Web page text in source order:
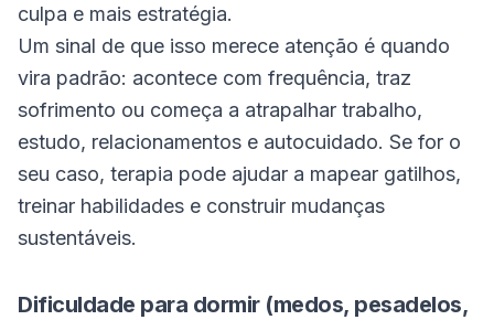
culpa e mais estratégia.
Um sinal de que isso merece atenção é quando
vira padrão: acontece com frequência, traz
sofrimento ou começa a atrapalhar trabalho,
estudo, relacionamentos e autocuidado. Se for o
seu caso, terapia pode ajudar a mapear gatilhos,
treinar habilidades e construir mudanças
sustentáveis.
Dificuldade para dormir (medos, pesadelos,